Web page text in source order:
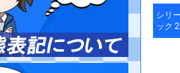
シリ
ック